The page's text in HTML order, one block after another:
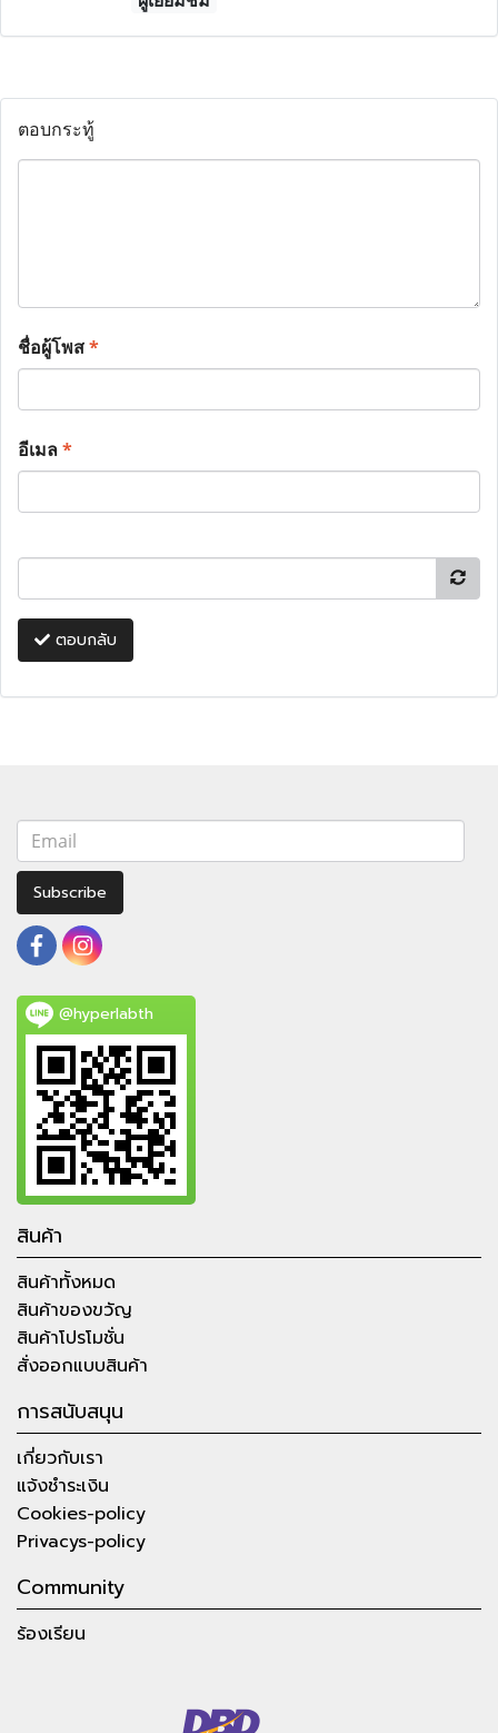
ตอบกระทู้
ชื่อผู้โพส*
อีเมล*
ตอบกลับ
Subscribe
@hyperlabth
สินค้า
สินค้าทั้งหมด
สินค้าของขวัญ
สินค้าโปรโมชั่น
สั่งออกแบบสินค้า
การสนับสนุน
เกี่ยวกับเรา
แจ้งชำระเงิน
Cookies-policy
Privacys-policy
Community
ร้องเรียน